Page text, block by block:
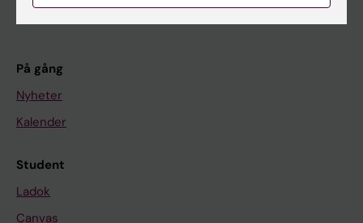
På gång
Nyheter
Kalender
Student
Ladok
Canvas